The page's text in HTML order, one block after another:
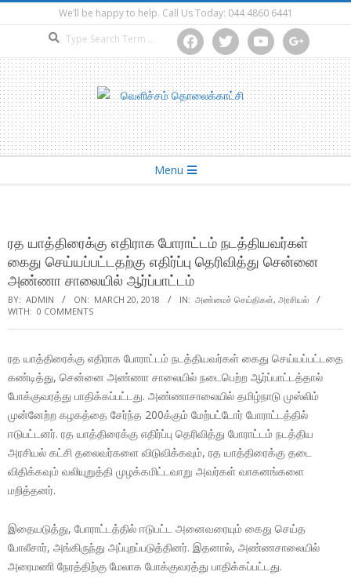
to
We’ll be happy to help. Call Us Today: 044 4860 6441
facebooktwitter youtube google
Menu
ரத யாத்திரைக்கு எதிராக போராட்டம் நடத்தியவர்கள்
கைது செய்யப்பட்டதற்கு எதிர்ப்பு தெரிவித்து சென்னை
அண்ணா சாலையில் ஆர்ப்பாட்டம்
BY: ADMIN ON: MARCH 20, 2018 IN: அண்மைச் செய்திகள், அரசியல்
WITH: 0 COMMENTS
ரத யாத்திரைக்கு எதிராக போராட்டம் நடத்தியவர்கள் கைது செய்யப்பட்டதை
கண்டித்து, சென்னை அண்ணா சாலையில் நடைபெற்ற ஆர்ப்பாட்டத்தால்
போக்குவரத்து பாதிக்கப்பட்டது. அண்ணாசாலையில் தமிழ்நாடு முஸ்லிம்
முன்னேற்ற கழகத்தை சேர்ந்த 200க்கும் மேற்பட்டோர் போராட்டத்தில்
ஈடுபட்டனர். ரத யாத்திரைக்கு எதிர்ப்பு தெரிவித்து போராட்டம் நடத்திய
அரசியல் கட்சி தலைவர்களை விடுவிக்கவும், ரத யாத்திரைக்கு தடை
விதிக்கவும் வலியுறுத்தி முழக்கமிட்டவாறு அவர்கள் வாகனங்களை
மறித்தனர்.
இதையடுத்து, போராட்டத்தில் ஈடுபட்ட அனைவரையும் கைது செய்த
போலீசார், அங்கிருந்து அப்புறப்படுத்தினர். இதனால், அண்ணசாலையில்
அரைமணி நேரத்திற்கு மேலாக போக்குவரத்து பாதிக்கப்பட்டது.